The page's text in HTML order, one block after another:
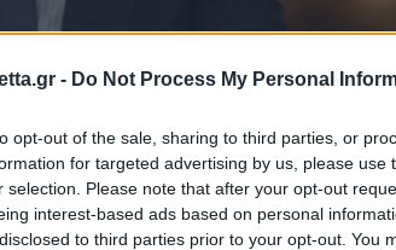
- Do Not Process My Personal
opt-out of the sale, sharing to third parties, or
for targeted advertising by us, please use
selection. Please note that after your opt-out
interest-based ads based on personal
to third parties prior to your opt-out. You
στα αποτελέσματα αναζήτησης.
στην Google